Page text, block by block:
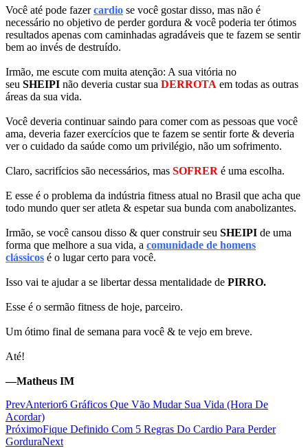
Você até pode fazercardio se você gostar disso, mas não é
necessário no objetivo de perder gordura & você poderia ter ótimos
resultados apenas com caminhadas agradáveis que te fazem se sentir
bem ao invés de destruído.
Irmão, me escute com muita atenção: A sua vitória no
seu SHEIPI não deveria custar sua DERROTA em todas as outras
áreas da sua vida.
Você deveria continuar saindo para comer com as pessoas que você
ama, deveria fazer exercícios que te fazem se sentir forte & deveria
ver o cuidado da saúde como um privilégio, não um sofrimento.
Claro, sacrifícios são necessários, mas SOFRER é uma escolha.
E esse é o problema da indústria fitness atual no Brasil que acha que
todo mundo quer ser atleta & espetar sua bunda com anabolizantes.
Irmão, se você cansou disso & quer construir seu SHEIPI de uma
forma que melhore a sua vida, a comunidade de homens
clássicos é o lugar certo para você.
Isso vai te ajudar a se libertar dessa mentalidade de PIRRO.
Esse é o sermão fitness de hoje, parceiro.
Um ótimo final de semana para você & te vejo em breve.
Até!
—Matheus IM
PrevAnterior6 Gráficos Que Vão Mudar Sua Vida (Hora De
Acordar)
PróximoFique Definido Com 5 Regras Do Cardio Para Perder
GorduraNext